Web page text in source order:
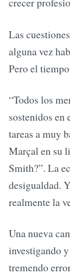
Las
alguna vez
Pero el
“Todos los
sostenidos en
tareas a muy
Marçal en su
Smith?”. La
desigualdad.
realmente la
Una nueva
investigando
tremendo